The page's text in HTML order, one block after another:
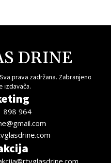
DRINE
prava zadržana. Zabranjeno
izdavača.
898 964